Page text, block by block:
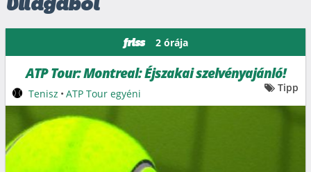
világából
friss 2 órája
ATP Tour: Montreal: Éjszakai szelvényajánló!
Tenisz • ATP Tour egyéni Tipp